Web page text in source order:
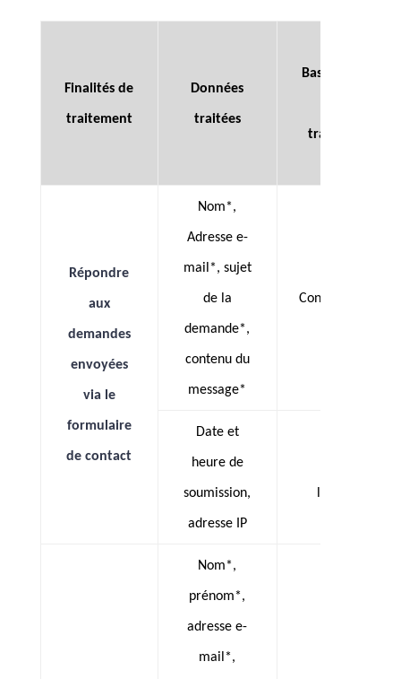
Finalités de
traitement
Données
traitées
Bases légales
traitement
Répondre
aux
demandes
envoyées
via le
formulaire
de contact
Nom*,
Adresse e-
mail*, sujet
de la
demande*,
contenu du
message*
Consentement
Date et
heure de
soumission,
adresse IP
Nom*,
prénom*,
adresse e-
mail*,